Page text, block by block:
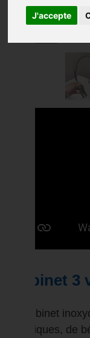
J'accepte
Robinet
Ce robinet
classiques, de